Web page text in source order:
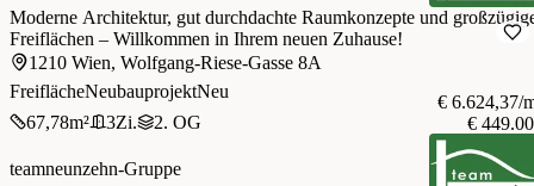
Moderne Architektur, gut durchdachte Raumkonzepte und
Freiflächen – Willkommen in Ihrem neuen Zuhause!
1210 Wien, Wolfgang-Riese-Gasse 8A
FreiflächeNeubauprojektNeu
67,78m² 3Zi. 2. OG
€ 6.624,37/
€
teamneunzehn-Gruppe